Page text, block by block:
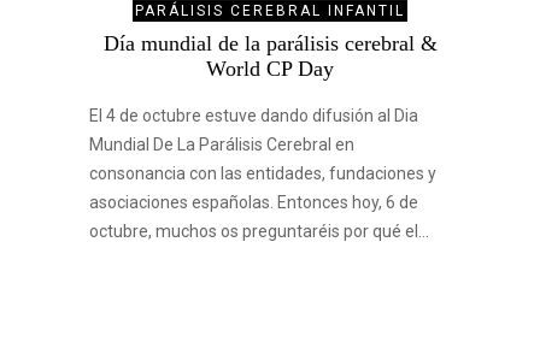
PARÁLISIS CEREBRAL INFANTIL
Día mundial de la parálisis cerebral &
World CP Day
El 4 de octubre estuve dando difusión al Dia
Mundial De La Parálisis Cerebral en
consonancia con las entidades, fundaciones y
asociaciones españolas. Entonces hoy, 6 de
octubre, muchos os preguntaréis por qué el…